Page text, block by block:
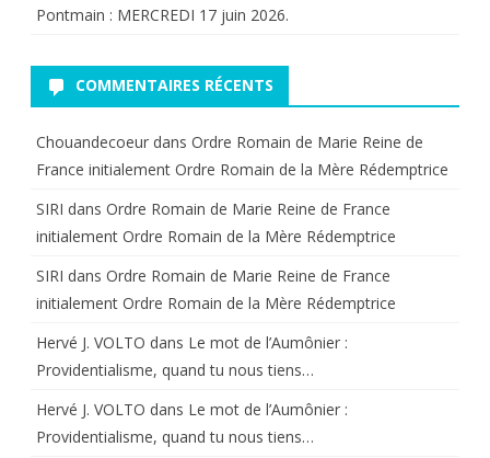
Pontmain : MERCREDI 17 juin 2026.
COMMENTAIRES RÉCENTS
Chouandecoeur dans Ordre Romain de Marie Reine de
France initialement Ordre Romain de la Mère Rédemptrice
SIRI dans Ordre Romain de Marie Reine de France
initialement Ordre Romain de la Mère Rédemptrice
SIRI dans Ordre Romain de Marie Reine de France
initialement Ordre Romain de la Mère Rédemptrice
Hervé J. VOLTO dans Le mot de l’Aumônier :
Providentialisme, quand tu nous tiens…
Hervé J. VOLTO dans Le mot de l’Aumônier :
Providentialisme, quand tu nous tiens…